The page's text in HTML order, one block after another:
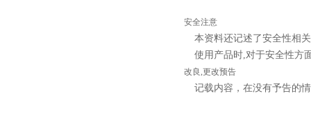
安全注意
本资料还记述了安全性相
使用产品时,对于安全性方
改良,更改预告
记载内容，在没有予告的